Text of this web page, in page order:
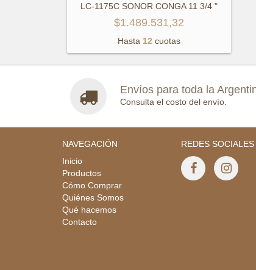
LC-1175C SONOR CONGA 11 3/4 "
$1.489.531,32
Hasta 12 cuotas
Envíos para toda la
Consulta el costo del envío.
NAVEGACIÓN
Inicio
Productos
Cómo Comprar
Quiénes Somos
Qué hacemos
Contacto
REDES SOCIALES